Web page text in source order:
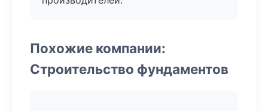
Похожие компании:
Строительство фундаментов